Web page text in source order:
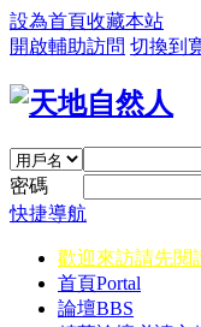
設為首頁收藏本站
開啟輔助訪問 切換到
密碼
快捷導航
歡迎來訪請先閱
首頁Portal
論壇BBS